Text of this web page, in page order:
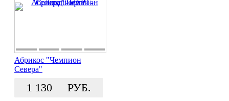
Абрикос "Чемпион
Севера"
1 130 РУБ.